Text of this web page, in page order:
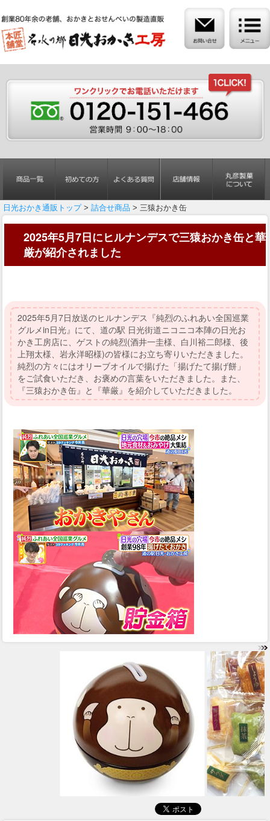
日光おかき通販トップ> 詰合せ商品 > 三猿おかき缶